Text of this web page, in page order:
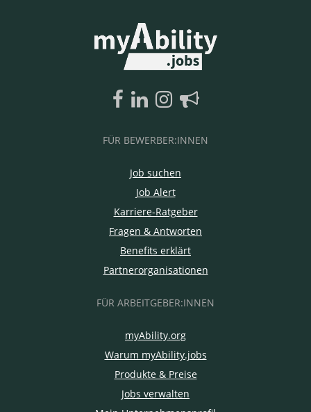
FÜR BEWERBER:INNEN
Job suchen
Job Alert
Karriere-Ratgeber
Fragen & Antworten
Benefits erklärt
Partnerorganisationen
FÜR ARBEITGEBER:INNEN
myAbility.org
Warum myAbility.jobs
Produkte & Preise
Jobs verwalten